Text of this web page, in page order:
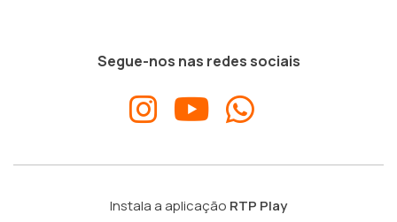
Segue-nos nas redes sociais
Instala a aplicação RTP Play